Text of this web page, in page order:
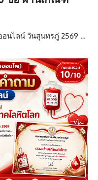
นไลน์ วันสุนทรภู่ 2569 …